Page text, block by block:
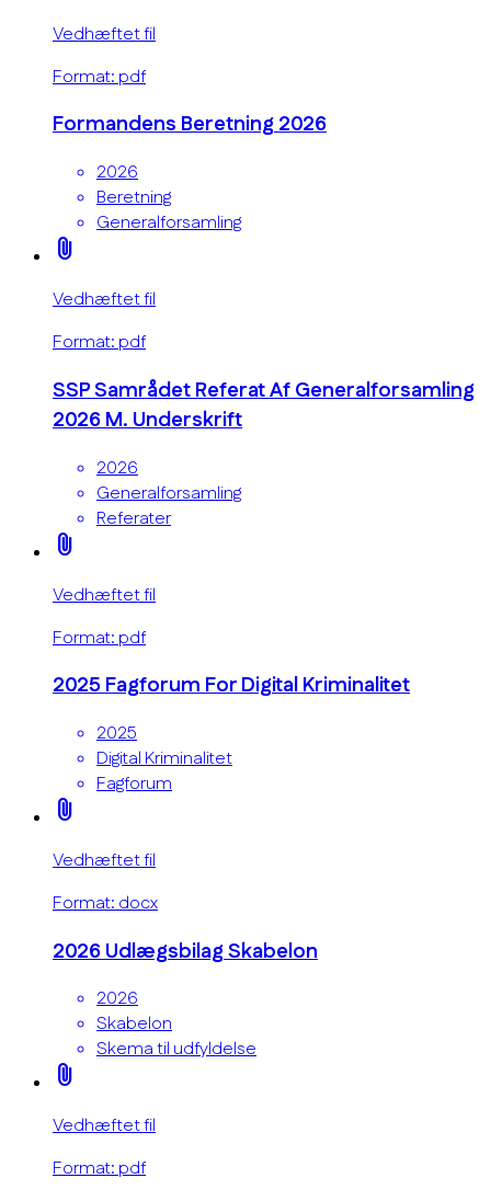
Vedhæftet fil
Format: pdf
Formandens Beretning 2026
2026
Beretning
Generalforsamling
attach_file
Vedhæftet fil
Format: pdf
SSP Samrådet Referat Af Generalforsamling
2026 M. Underskrift
2026
Generalforsamling
Referater
attach_file
Vedhæftet fil
Format: pdf
2025 Fagforum For Digital Kriminalitet
2025
Digital Kriminalitet
Fagforum
attach_file
Vedhæftet fil
Format: docx
2026 Udlægsbilag Skabelon
2026
Skabelon
Skema til udfyldelse
attach_file
Vedhæftet fil
Format: pdf